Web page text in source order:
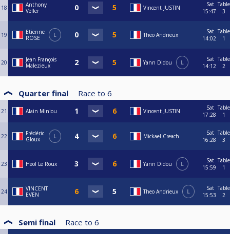
18
Anthony
Veller
Vincent JUSTIN
Sat
15:47
Table
3
19
Etienne
ROSE
L Theo Andrieux
Sat
14:02
Table
1
20
Jean François
Malezieux
Yann Didou L
Sat
14:12
Table
2
Quarter final Race to 6
21 Alain Miniou Vincent JUSTIN
Sat
17:28
Table
1
22
Frédéric
Gloux
L Mickael Creach
Sat
16:28
Table
3
23 Heol Le Roux Yann Didou L
Sat
15:59
Table
1
24
VINCENT
EVEN
Theo Andrieux L
Sat
15:53
Table
2
Semi final Race to 6